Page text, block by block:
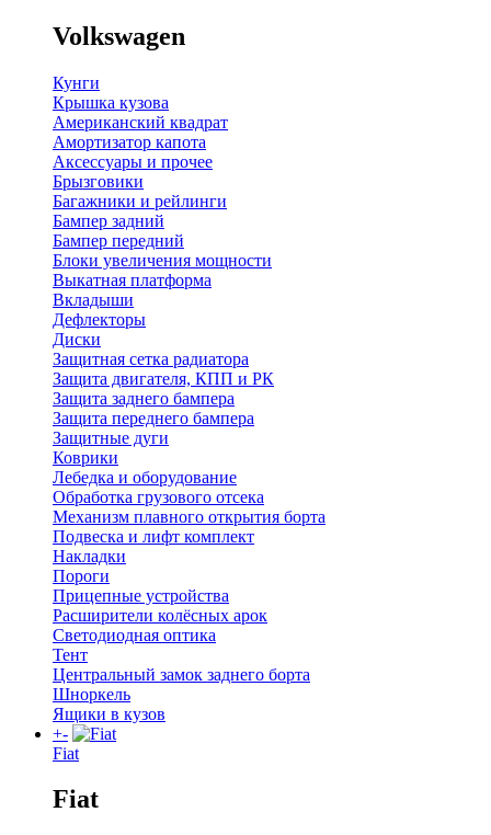
Volkswagen
Кунги
Крышка кузова
Американский квадрат
Амортизатор капота
Аксессуары и прочее
Брызговики
Багажники и рейлинги
Бампер задний
Бампер передний
Блоки увеличения мощности
Выкатная платформа
Вкладыши
Дефлекторы
Диски
Защитная сетка радиатора
Защита двигателя, КПП и РК
Защита заднего бампера
Защита переднего бампера
Защитные дуги
Коврики
Лебедка и оборудование
Обработка грузового отсека
Механизм плавного открытия борта
Подвеска и лифт комплект
Накладки
Пороги
Прицепные устройства
Расширители колёсных арок
Светодиодная оптика
Тент
Центральный замок заднего борта
Шноркель
Ящики в кузов
+-
Fiat
Fiat